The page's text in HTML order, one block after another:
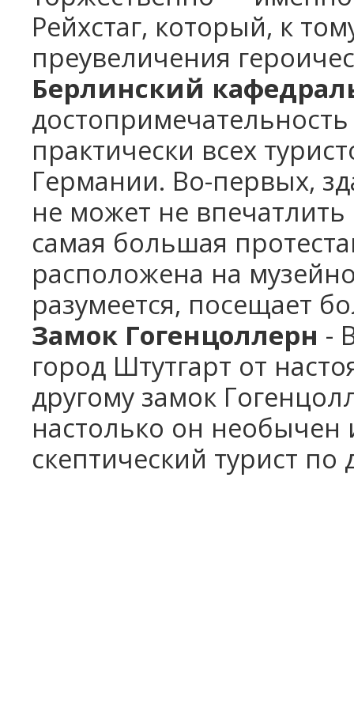
Рейхстаг, который, к
преувеличения
Берлинский
практически всех
Германии. Во-первых,
не может не
самая большая
расположена на
разумеется, посещает
Замок Гогенцоллерн -
город Штутгарт от
другому замок
настолько он необычен
скептический турист по